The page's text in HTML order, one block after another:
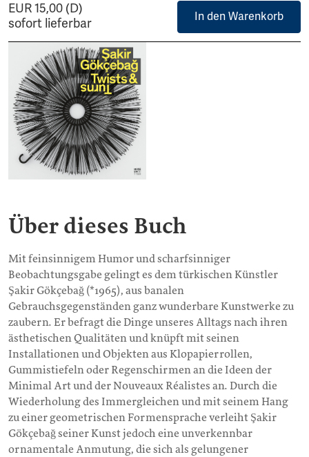
EUR 15,00 (D)
sofort lieferbar
In den Warenkorb
Über dieses Buch
Mit feinsinnigem Humor und scharfsinniger
Beobachtungsgabe gelingt es dem türkischen Künstler
Şakir Gökçebağ (*1965), aus banalen
Gebrauchsgegenständen ganz wunderbare Kunstwerke zu
zaubern. Er befragt die Dinge unseres Alltags nach ihren
ästhetischen Qualitäten und knüpft mit seinen
Installationen und Objekten aus Klopapierrollen,
Gummistiefeln oder Regenschirmen an die Ideen der
Minimal Art und der Nouveaux Réalistes an. Durch die
Wiederholung des Immergleichen und mit seinem Hang
zu einer geometrischen Formensprache verleiht Şakir
Gökçebağ seiner Kunst jedoch eine unverkennbar
ornamentale Anmutung, die sich als gelungener